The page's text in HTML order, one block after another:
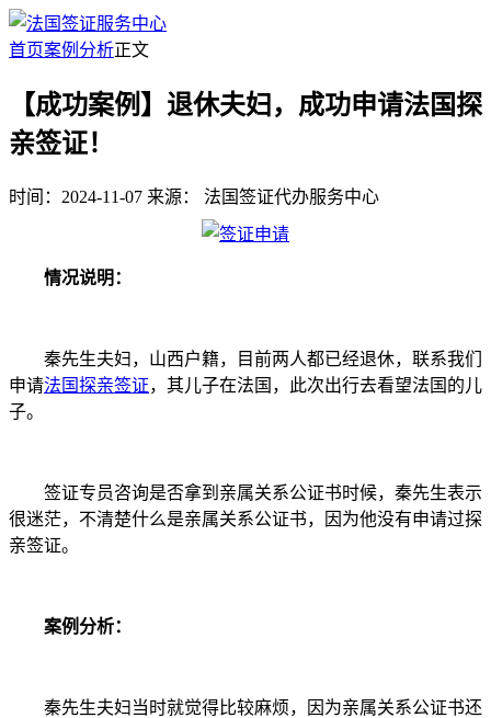
首页案例分析正文
【成功案例】退休夫妇，成功申请法国探
亲签证！
时间：2024-11-07 来源： 法国签证代办服务中心
情况说明：
秦先生夫妇，山西户籍，目前两人都已经退休，联系我们
申请法国探亲签证，其儿子在法国，此次出行去看望法国的儿
子。
签证专员咨询是否拿到亲属关系公证书时候，秦先生表示
很迷茫，不清楚什么是亲属关系公证书，因为他没有申请过探
亲签证。
案例分析：
秦先生夫妇当时就觉得比较麻烦，因为亲属关系公证书还